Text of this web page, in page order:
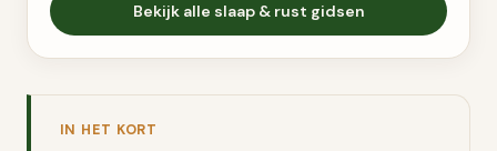
Bekijk alle slaap & rust gidsen
IN HET KORT